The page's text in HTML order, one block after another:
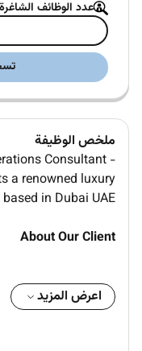
عدد الوظائف
ملخص الوظيفة
Consultant -
a renowned luxury
in Dubai UAE.
About Our Client
evening wear bridal
luxury garments.
اعرض المزيد